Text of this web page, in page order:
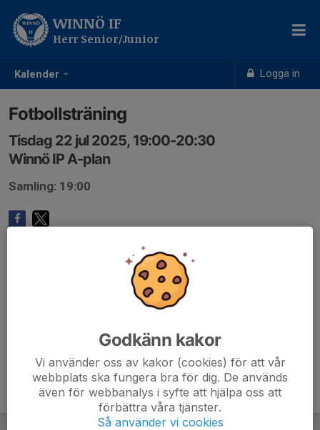
Kalender Logga in
WINNÖ IF
Herr Senior/Junior
Fotbollsträning
Tisdag 22 jul 2025, 19:00-20:30
Winnö IP A-plan
Samling: 19:00
Godkänn kakor
Vi använder oss av kakor (cookies) för att vår
webbplats ska fungera bra för dig. De används
även för webbanalys i syfte att hjälpa oss att
förbättra våra tjänster.
Så använder vi cookies